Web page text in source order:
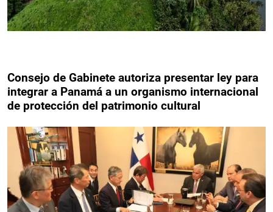
Consejo de Gabinete autoriza presentar ley para
integrar a Panamá a un organismo internacional
de protección del patrimonio cultural